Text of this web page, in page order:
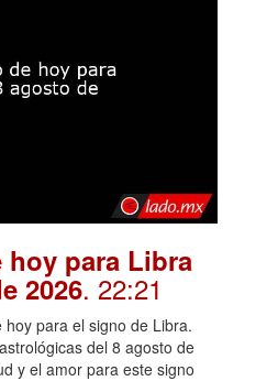
para Libra
2026. 22:21
para el signo de Libra.
del 8 agosto de
y el amor para este signo